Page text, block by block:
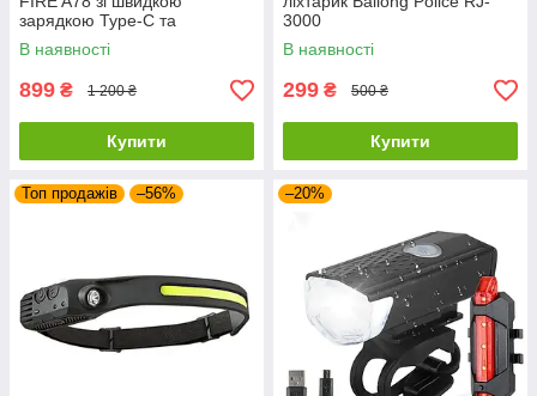
зарядкою Type-C та
акумулятором 5200 mAh
В наявності
899 ₴ 1 200 ₴
Купити
3000
В наявності
299 ₴ 500 ₴
Купити
Топ продажів –56% –20%